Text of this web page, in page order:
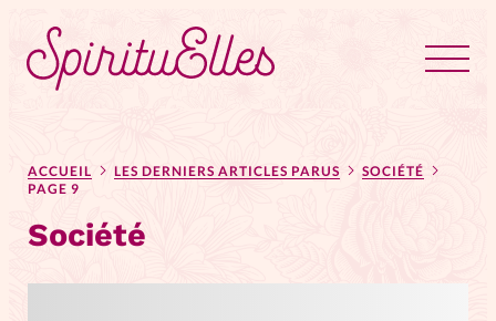
Tous les articles
Actus
Actus au féminin
ACCUEIL LES DERNIERS ARTICLES PARUS
SOCIÉTÉ
PAGE 9
Société